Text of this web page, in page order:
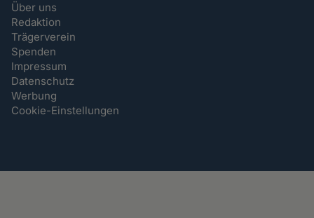
Über uns
Redaktion
Trägerverein
Spenden
Impressum
Datenschutz
Werbung
Cookie-Einstellungen